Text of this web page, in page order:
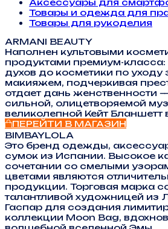
Аксессуары для
Товары и одежда для
Товары для рукоделия
ARMANI BEAUTY
Наполнен культовыми
продуктами премиум-класса:
духов до косметики по уходу
макияжем, подчеркивая
отдает дань женственности
сильной, олицетворяемой
великолепной Кейт Бланшетт
ПЕРЕЙТИ В МАГАЗИН
BIMBAYLOLA
Это бренд одежды,
сумок из Испании. Высокое
сочетании со смелыми
цветами являются
продукции. Торговая марка
талантливой художницей из
Гаспар для создания
коллекции Moon Bag,